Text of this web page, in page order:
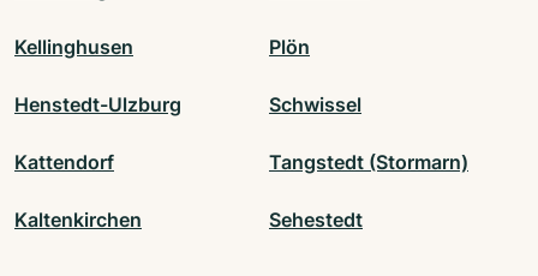
Kellinghusen Plön
Henstedt-Ulzburg Schwissel
Kattendorf Tangstedt (Stormarn)
Kaltenkirchen Sehestedt